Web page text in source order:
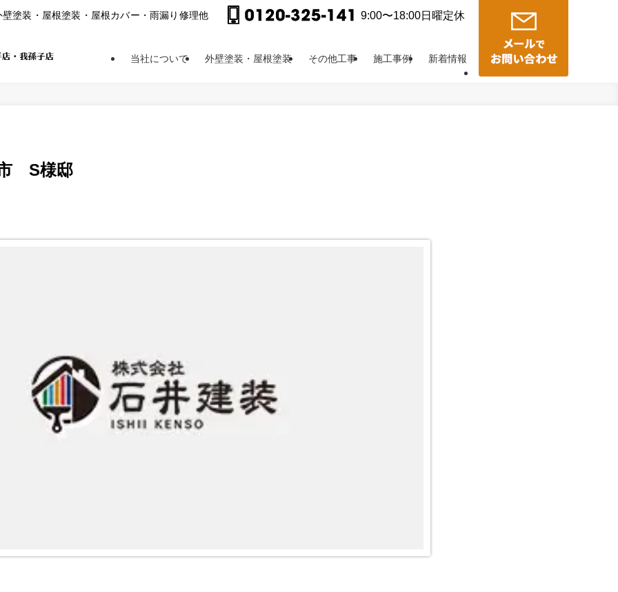
塗装・屋根塗装・屋根カバー・⾬漏り修理他 9:00〜18:00日曜定休
当社について 外壁塗装・屋根塗装 その他工事 施工事例 新着情報
S様邸